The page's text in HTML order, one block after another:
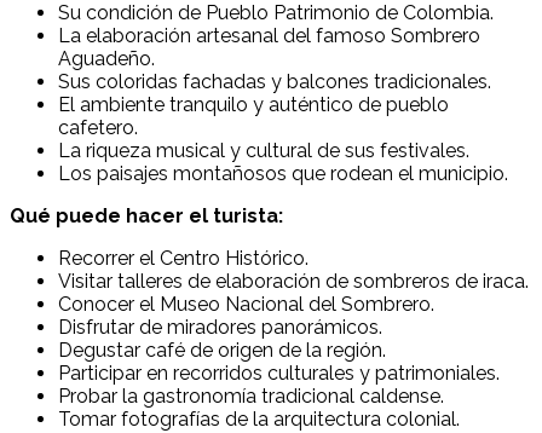
Su condición de Pueblo Patrimonio de Colombia.
La elaboración artesanal del famoso Sombrero
Aguadeño.
Sus coloridas fachadas y balcones tradicionales.
El ambiente tranquilo y auténtico de pueblo
cafetero.
La riqueza musical y cultural de sus festivales.
Los paisajes montañosos que rodean el municipio.
Qué puede hacer el turista:
Recorrer el Centro Histórico.
Visitar talleres de elaboración de sombreros de iraca.
Conocer el Museo Nacional del Sombrero.
Disfrutar de miradores panorámicos.
Degustar café de origen de la región.
Participar en recorridos culturales y patrimoniales.
Probar la gastronomía tradicional caldense.
Tomar fotografías de la arquitectura colonial.